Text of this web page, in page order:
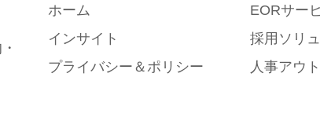
ホーム
インサイト
プライバシー＆ポリシー
EORサー
採用ソリ
人事アウ